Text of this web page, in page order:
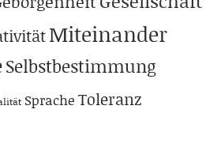
Miteinander
Selbstbestimmung
Sprache Toleranz